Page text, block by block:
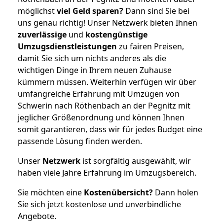
möglichstviel Geld sparen? Dann sind Sie bei
uns genau richtig! Unser Netzwerk bieten Ihnen
zuverlässige und kostengünstige
Umzugsdienstleistungen zu fairen Preisen,
damit Sie sich um nichts anderes als die
wichtigen Dinge in Ihrem neuen Zuhause
kümmern müssen. Weiterhin verfügen wir über
umfangreiche Erfahrung mit Umzügen von
Schwerin nach Röthenbach an der Pegnitz mit
jeglicher Größenordnung und können Ihnen
somit garantieren, dass wir für jedes Budget eine
passende Lösung finden werden.
Unser Netzwerk ist sorgfältig ausgewählt, wir
haben viele Jahre Erfahrung im Umzugsbereich.
Sie möchten eine Kostenübersicht? Dann holen
Sie sich jetzt kostenlose und unverbindliche
Angebote.